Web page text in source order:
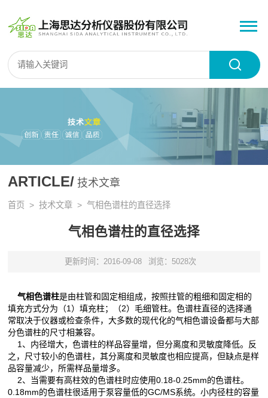
ARTICLE/ 技术文章
首页 >技术文章 > 气相色谱柱的直径选择
气相色谱柱的直径选择
更新时间：2016-09-08 浏览：5028次
气相色谱柱是由柱管和固定相组成，按照拄管的粗细和固定相的
填充方式分为（1）填充柱；（2）毛细管柱。色谱柱直径的选择通
常取决于仪器或检查条件，大多数的现代化的气相色谱设备都与大部
分色谱柱的尺寸相兼容。
1、内径增大，色谱柱的样品容量增，但分离度和灵敏度降低。反
之，尺寸较小的色谱柱，其分离度和灵敏度也相应提高，但缺点是样
品容量减少，所需样品量增多。
2、当需要有高柱效的色谱柱时应使用0.18-0.25mm的色谱柱。
0.18mm的色谱柱很适用于泵容量低的GC/MS系统。小内径柱的容量